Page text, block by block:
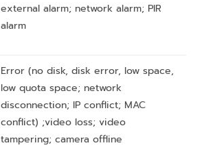
external alarm; network alarm; PIR
alarm
Error (no disk, disk error, low space,
low quota space; network
disconnection; IP conflict; MAC
conflict) ;video loss; video
tampering; camera offline